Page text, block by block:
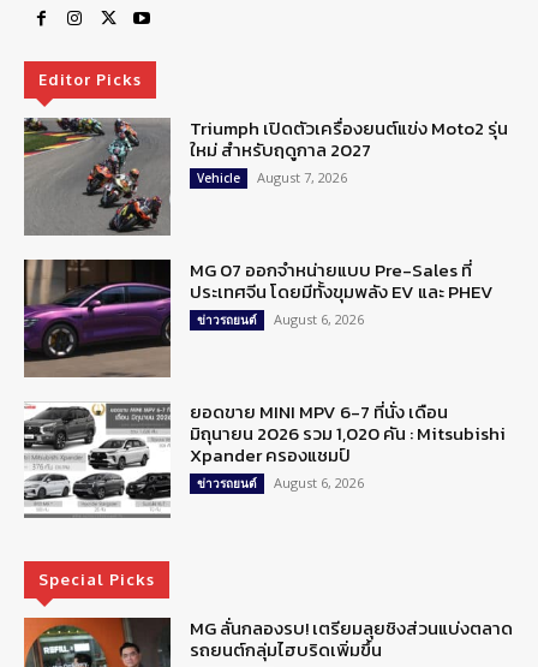
Editor Picks
Triumph เปิดตัวเครื่องยนต์แข่ง Moto2 รุ่น
ใหม่ สำหรับฤดูกาล 2027
Vehicle August 7, 2026
MG 07 ออกจำหน่ายแบบ Pre-Sales ที่
ประเทศจีน โดยมีทั้งขุมพลัง EV และ PHEV
ข่าวรถยนต์ August 6, 2026
ยอดขาย MINI MPV 6-7 ที่นั่ง เดือน
มิถุนายน 2026 รวม 1,020 คัน : Mitsubishi
Xpander ครองแชมป์
ข่าวรถยนต์ August 6, 2026
Special Picks
MG ลั่นกลองรบ! เตรียมลุยชิงส่วนแบ่งตลาด
รถยนต์กลุ่มไฮบริดเพิ่มขึ้น